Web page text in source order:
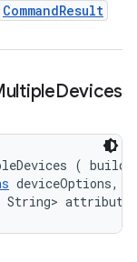
CommandResult
Devices
(
deviceOptions,
String>